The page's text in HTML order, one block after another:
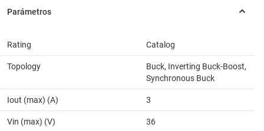
Rating Catalog
Topology
Buck, Inverting Buck-Boost,
Synchronous Buck
Iout (max) (A) 3
Vin (max) (V) 36